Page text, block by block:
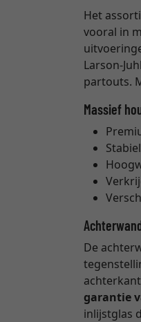
Het
vooral in
Larson-
partouts.
Massief
De
garantie
inlijstglas